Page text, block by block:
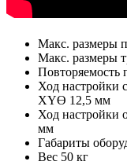
Макс. размеры
Макс. размеры
Повторяемость
Ход настройки
XYƟ 12,5 мм
Ход настройки
мм
Габариты
Вес 50 кг